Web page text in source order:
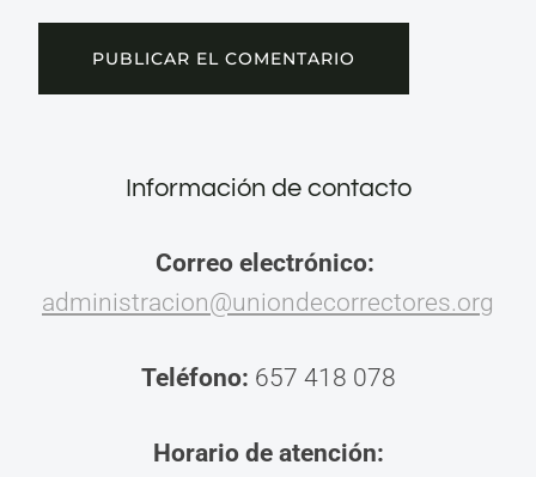
Información de contacto
Correo electrónico:
administracion@uniondecorrectores.org
Teléfono: 657 418 078
Horario de atención: